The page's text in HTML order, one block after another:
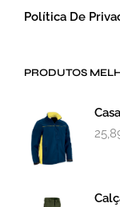
Política De
PRODUTOS